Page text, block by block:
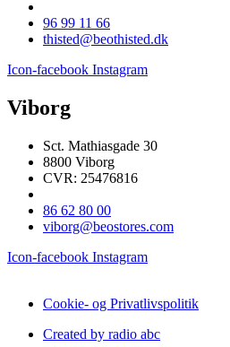
96 99 11 66
thisted@beothisted.dk
Icon-facebook Instagram
Viborg
Sct. Mathiasgade 30
8800 Viborg
CVR: 25476816
86 62 80 00
viborg@beostores.com
Icon-facebook Instagram
Cookie- og Privatlivspolitik
Created by radio abc